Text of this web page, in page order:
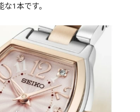
1本です。